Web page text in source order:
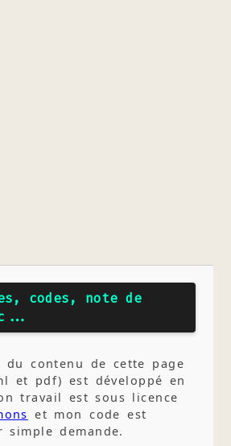
codes, note de
du contenu de cette page
et pdf) est développé en
travail est sous licence
et mon code est
simple demande.